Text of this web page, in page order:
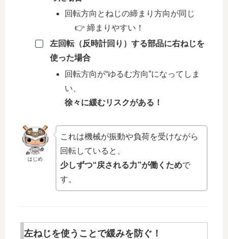
回転方向とねじの締まり方向が同じ
👉 締まりやすい！
左回転（反時計回り）する部品に右ねじを
使った場合
回転方向が“ゆるむ方向”になってしま
い、
徐々に緩むリスクがある！
はじめ
これは機械が振動や負荷を受けながら
回転していると、
少しずつ“戻される力”が働くためで
す。
左ねじを使うことで緩みを防ぐ！